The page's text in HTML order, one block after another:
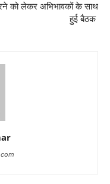
को लेकर अभिभावकों के साथ
हुई बैठक